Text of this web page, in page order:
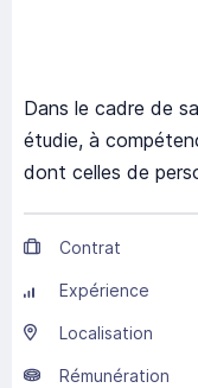
Dans le cadre de
étudie, à
dont celles de
Contrat
Expérience
Localisation
Rémunération